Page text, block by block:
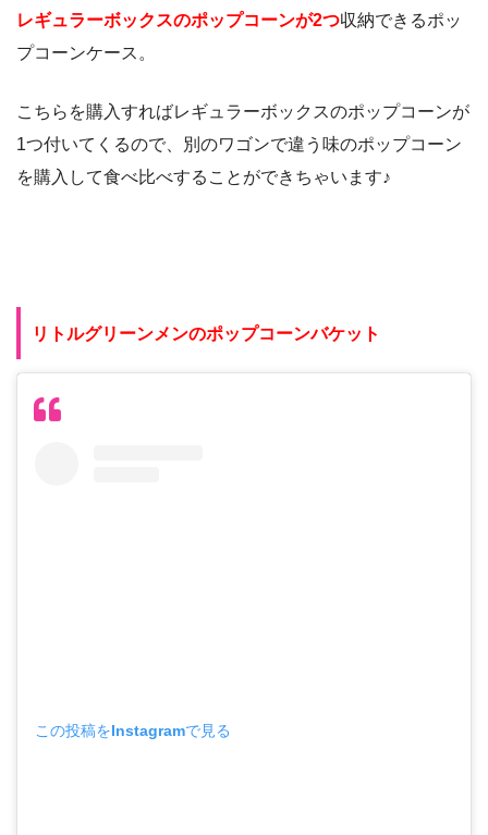
レギュラーボックスのポップコーンが2つ収納できるポッ
プコーンケース。
こちらを購入すればレギュラーボックスのポップコーンが
1つ付いてくるので、別のワゴンで違う味のポップコーン
を購入して食べ比べすることができちゃいます♪
リトルグリーンメンのポップコーンバケット
この投稿をInstagramで見る